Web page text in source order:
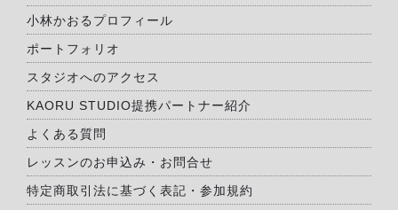
小林かおるプロフィール
ポートフォリオ
スタジオへのアクセス
KAORU STUDIO提携パートナー紹介
よくある質問
レッスンのお申込み・お問合せ
特定商取引法に基づく表記・参加規約